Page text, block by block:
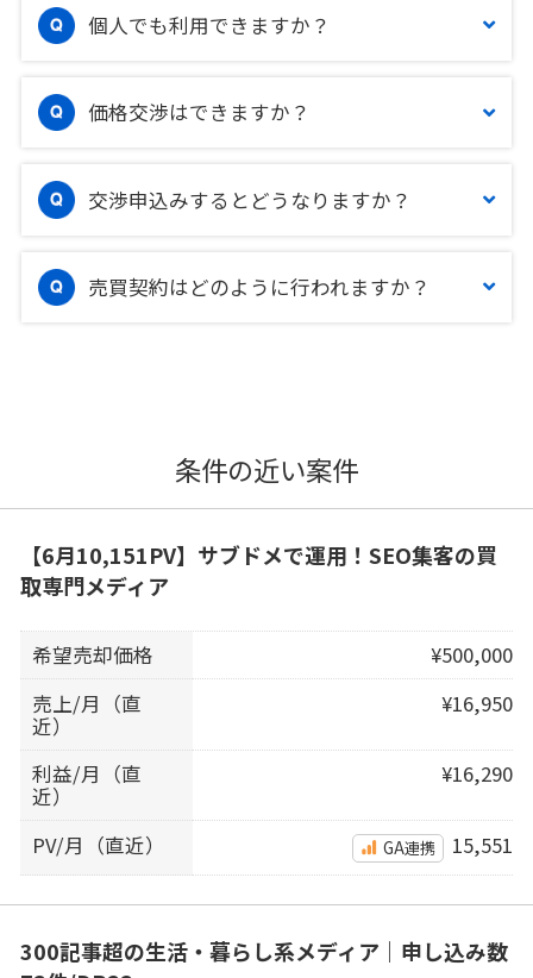
個人でも利用できますか？
価格交渉はできますか？
交渉申込みするとどうなりますか？
売買契約はどのように行われますか？
条件の近い案件
【6月10,151PV】サブドメで運用！SEO集客の買
取専門メディア
希望売却価格
¥500,000
売上/月（直
近）
¥16,950
利益/月（直
近）
¥16,290
PV/月（直近） GA連携 15,551
300記事超の生活・暮らし系メディア｜申し込み数